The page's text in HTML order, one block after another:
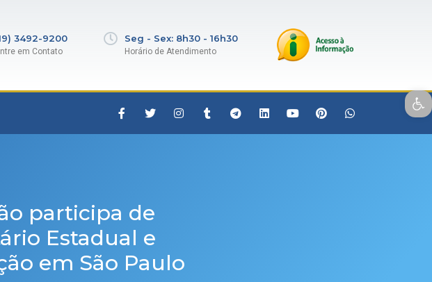
Open toolbar
3492-9200
em Contato
Seg - Sex: 8h30 - 16h30
Horário de Atendimento
participa de
Estadual e
em São Paulo